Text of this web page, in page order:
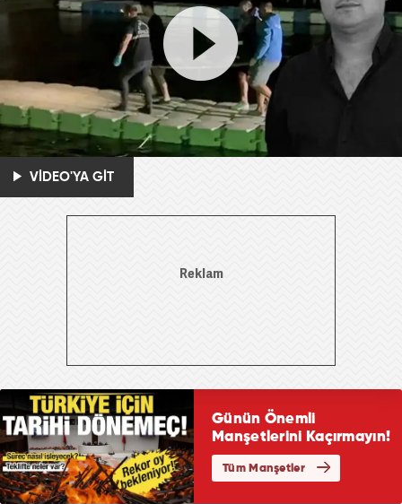
VİDEO'YA GİT